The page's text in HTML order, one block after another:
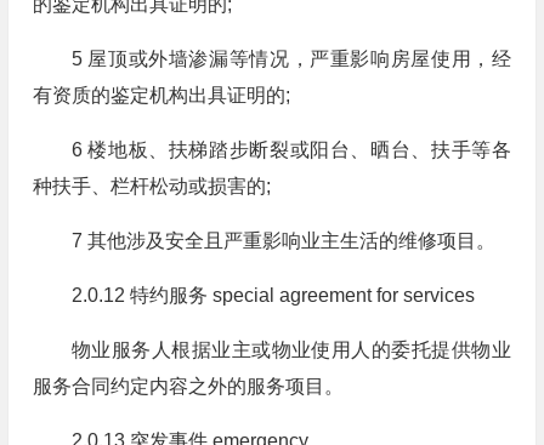
的鉴定机构出具证明的;
5 屋顶或外墙渗漏等情况，严重影响房屋使用，经
有资质的鉴定机构出具证明的;
6 楼地板、扶梯踏步断裂或阳台、晒台、扶手等各
种扶手、栏杆松动或损害的;
7 其他涉及安全且严重影响业主生活的维修项目。
2.0.12 特约服务 special agreement for services
物业服务人根据业主或物业使用人的委托提供物业
服务合同约定内容之外的服务项目。
2.0.13 突发事件 emergency